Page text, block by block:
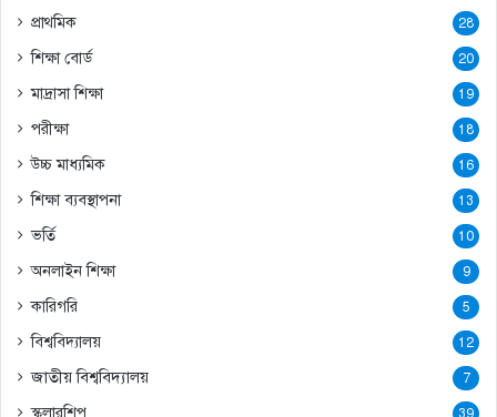
প্রাথমিক 28
শিক্ষা বোর্ড 20
মাদ্রাসা শিক্ষা 19
পরীক্ষা 18
উচ্চ মাধ্যমিক 16
শিক্ষা ব্যবস্থাপনা 13
ভর্তি 10
অনলাইন শিক্ষা 9
কারিগরি 5
বিশ্ববিদ্যালয় 12
জাতীয় বিশ্ববিদ্যালয় 7
স্কলারশিপ 39